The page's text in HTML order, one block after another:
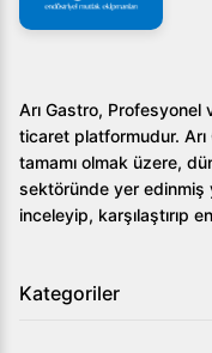
Arı Gastro,
ticaret platformudur.
tamamı olmak üzere,
sektöründe yer edinmiş
inceleyip, karşılaştırıp
Kategoriler